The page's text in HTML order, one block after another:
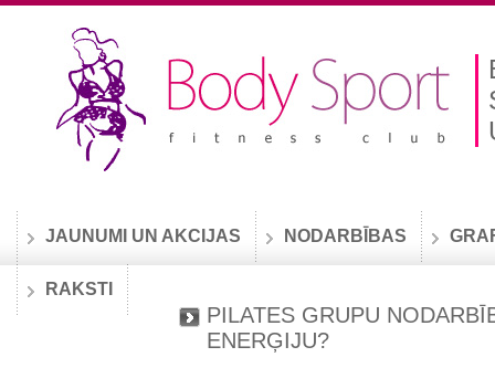
JAUNUMI UN AKCIJAS NODARBĪBAS
RAKSTI
PILATES GRUPU
ENERĢIJU?